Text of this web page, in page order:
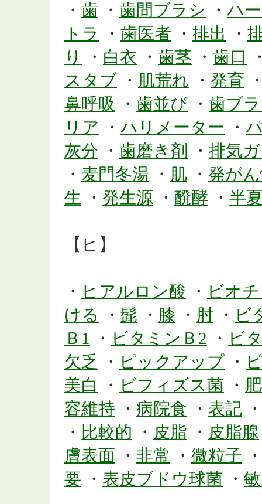
・ 歯 ・ 歯間ブラシ ・ ハ
トラ
・ 歯医者 ・ 排出 ・
り
・ 白衣 ・ 歯茎 ・ 歯口
スタブ ・ 肌荒れ ・ 発育
鼻呼吸
・ 歯並び ・ 歯ブ
リア ・ ハリメーター ・
灰分 ・ 歯磨き剤 ・ 排気
・ 麦門冬湯 ・ 肌 ・ 発が
生 ・ 発生源 ・ 醗酵 ・ 半
【ヒ】
・ ヒアルロン酸 ・ ビオ
ける
・ 髭 ・ 膝 ・ 肘 ・ ビ
Ｂ1
・ ビタミンＢ2 ・ ビ
欠乏
・ ピックアップ ・
美白
・ ビフィズス菌 ・
容維持 ・ 病院食 ・ 表記
・ 比較的 ・ 皮脂 ・ 皮脂腺
膚表面 ・ 非常 ・ 微粒子
要 ・ 表皮ブドウ球菌 ・